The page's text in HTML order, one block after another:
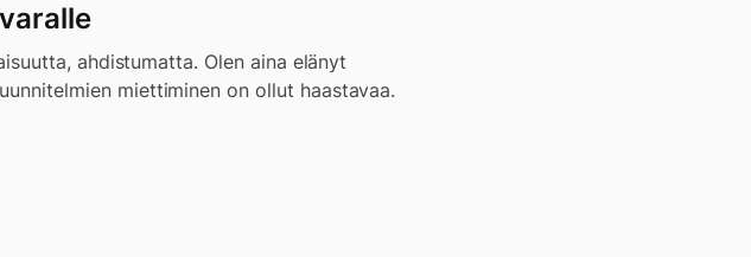
ahdistumatta. Olen aina elänyt
miettiminen on ollut haastavaa.